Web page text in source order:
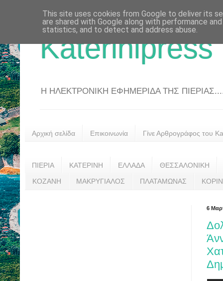
Katerinipress
Η ΗΛΕΚΤΡΟΝΙΚΗ ΕΦΗΜΕΡΙΔΑ ΤΗΣ
Αρχική σελίδα Επικοινωνία Γίνε Αρθρογράφος του
ΠΙΕΡΙΑ ΚΑΤΕΡΙΝΗ ΕΛΛΑΔΑ ΘΕΣΣΑΛΟΝΙΚΗ
ΚΟΖΑΝΗ ΜΑΚΡΥΓΙΑΛΟΣ ΠΛΑΤΑΜΩΝΑΣ
6
This site uses cookies from Google to deliver its
are shared with Google along with performance
statistics, and to detect and address abuse.